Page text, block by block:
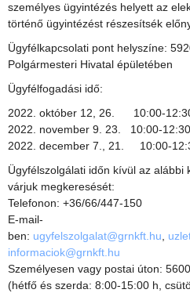
személyes ügyintézés helyett az
történő ügyintézést részesítsék
Ügyfélkapcsolati pont helyszíne:
Polgármesteri Hivatal épületében
Ügyfélfogadási idő:
2022. október 12, 26. 10:00-
2022. november 9. 23. 10:00-12:30
2022. december 7., 21. 10:00-
Ügyfélszolgálati időn kívül az alábbi
várjuk megkeresését:
Telefonon: +36/66/447-150
E-mail-
ben: ugyfelszolgalat@grnkft.hu,
informaciok@grnkft.hu
Személyesen vagy postai úton:
(hétfő és szerda: 8:00-15:00 h,